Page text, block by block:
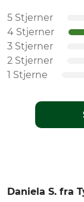
5 Stjerner
4 Stjerner
3 Stjerner
2 Stjerner
1 Stjerne
Daniela S. fra